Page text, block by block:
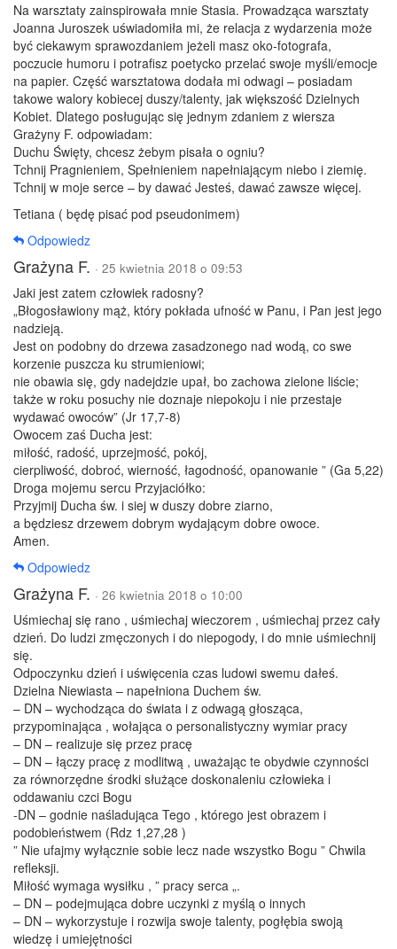
Na warsztaty zainspirowała mnie Stasia. Prowadząca warsztaty
Joanna Juroszek uświadomiła mi, że relacja z wydarzenia może
być ciekawym sprawozdaniem jeżeli masz oko-fotografa,
poczucie humoru i potrafisz poetycko przelać swoje myśli/emocje
na papier. Część warsztatowa dodała mi odwagi – posiadam
takowe walory kobiecej duszy/talenty, jak większość Dzielnych
Kobiet. Dlatego posługując się jednym zdaniem z wiersza
Grażyny F. odpowiadam:
Duchu Święty, chcesz żebym pisała o ogniu?
Tchnij Pragnieniem, Spełnieniem napełniającym niebo i ziemię.
Tchnij w moje serce – by dawać Jesteś, dawać zawsze więcej.
Tetiana ( będę pisać pod pseudonimem)
Odpowiedz
Grażyna F. · 25 kwietnia 2018 o 09:53
Jaki jest zatem człowiek radosny?
„Błogosławiony mąż, który pokłada ufność w Panu, i Pan jest jego
nadzieją.
Jest on podobny do drzewa zasadzonego nad wodą, co swe
korzenie puszcza ku strumieniowi;
nie obawia się, gdy nadejdzie upał, bo zachowa zielone liście;
także w roku posuchy nie doznaje niepokoju i nie przestaje
wydawać owoców” (Jr 17,7-8)
Owocem zaś Ducha jest:
miłość, radość, uprzejmość, pokój,
cierpliwość, dobroć, wierność, łagodność, opanowanie ” (Ga 5,22)
Droga mojemu sercu Przyjaciółko:
Przyjmij Ducha św. i siej w duszy dobre ziarno,
a będziesz drzewem dobrym wydającym dobre owoce.
Amen.
Odpowiedz
Grażyna F. · 26 kwietnia 2018 o 10:00
Uśmiechaj się rano , uśmiechaj wieczorem , uśmiechaj przez cały
dzień. Do ludzi zmęczonych i do niepogody, i do mnie uśmiechnij
się.
Odpoczynku dzień i uświęcenia czas ludowi swemu dałeś.
Dzielna Niewiasta – napełniona Duchem św.
– DN – wychodząca do świata i z odwagą głosząca,
przypominająca , wołająca o personalistyczny wymiar pracy
– DN – realizuje się przez pracę
– DN – łączy pracę z modlitwą , uważając te obydwie czynności
za równorzędne środki służące doskonaleniu człowieka i
oddawaniu czci Bogu
-DN – godnie naśladująca Tego , którego jest obrazem i
podobieństwem (Rdz 1,27,28 )
” Nie ufajmy wyłącznie sobie lecz nade wszystko Bogu ” Chwila
refleksji.
Miłość wymaga wysiłku , ” pracy serca „.
– DN – podejmująca dobre uczynki z myślą o innych
– DN – wykorzystuje i rozwija swoje talenty, pogłębia swoją
wiedzę i umiejętności